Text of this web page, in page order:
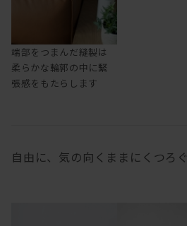
端部をつまんだ縫製は
柔らかな輪郭の中に緊
張感をもたらします
自由に、気の向くままにくつろぐ